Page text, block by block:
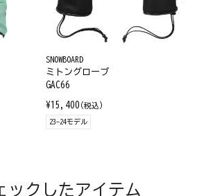
SNOWBOARD
ミトングローブ
GAC66
¥15,400 (税込)
23-24モデル
ックしたアイテム